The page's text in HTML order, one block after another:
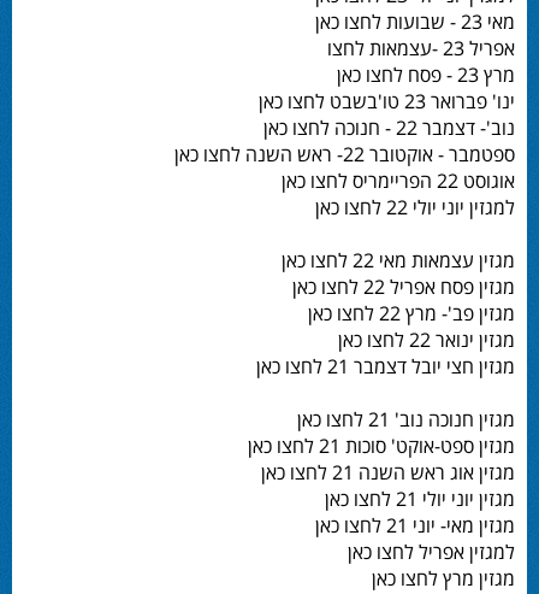
מאי 23 - שבועות לחצו כאן
אפריל 23 -עצמאות לחצו
מרץ 23 - פסח לחצו כאן
ינו' פברואר 23 טו'בשבט לחצו כאן
נוב'- דצמבר 22 - חנוכה לחצו כאן
ספטמבר - אוקטובר 22- ראש השנה לחצו כאן
אוגוסט 22 הפריימריס לחצו כאן
למגזין יוני יולי 22 לחצו כאן
מגזין עצמאות מאי 22 לחצו כאן
מגזין פסח אפריל 22 לחצו כאן
מגזין פב'- מרץ 22 לחצו כאן
מגזין ינואר 22 לחצו כאן
מגזין חצי יובל דצמבר 21 לחצו כאן
מגזין חנוכה נוב' 21 לחצו כאן
מגזין ספט-אוקט' סוכות 21 לחצו כאן
מגזין אוג ראש השנה 21 לחצו כאן
מגזין יוני יולי 21 לחצו כאן
מגזין מאי- יוני 21 לחצו כאן
למגזין אפריל לחצו כאן
מגזין מרץ לחצו כאן